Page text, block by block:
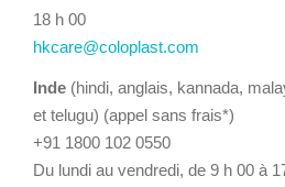
18 h 00
hkcare@coloplast.com
Inde (hindi, anglais, kannada,
et telugu) (appel sans frais*)
+91 1800 102 0550
Du lundi au vendredi, de 9 h 00 à